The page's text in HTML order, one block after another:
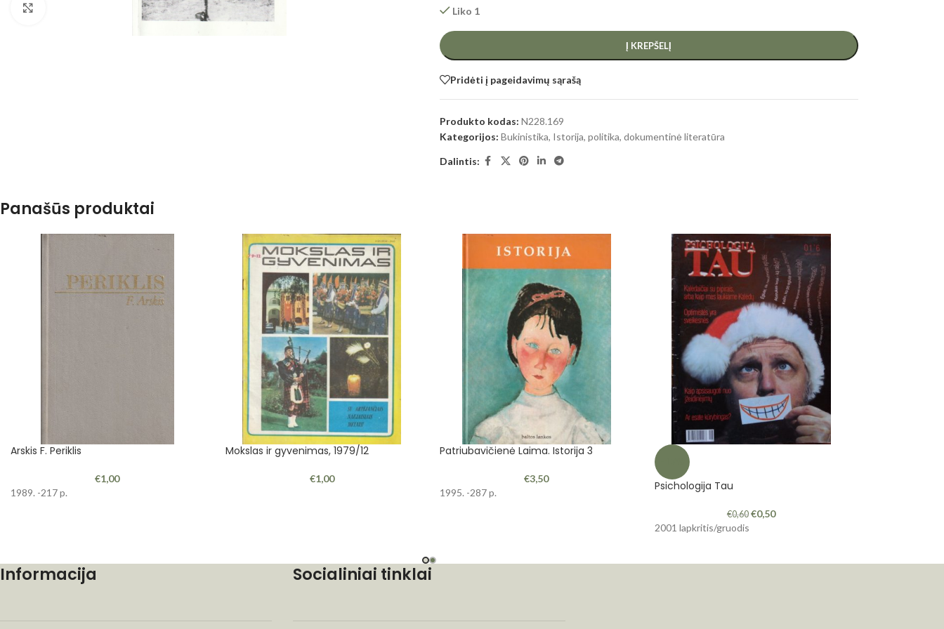
Spustelėkite, kad padidintumėte Liko 1
Į KREPŠELĮ
Pridėti į pageidavimų sąrašą
Produkto kodas: N228.169
Kategorijos: Bukinistika, Istorija, politika, dokumentinė literatūra
Dalintis:
Panašūs produktai
Arskis F. Periklis
€1,00
1989. -217 p.
Mokslas ir gyvenimas, 1979/12
€1,00
Patriubavičienė Laima. Istorija 3
€3,50
1995. -287 p.
Psichologija Tau
€0,60 €0,50
2001 lapkritis/gruodis
Informacija Socialiniai tinklai